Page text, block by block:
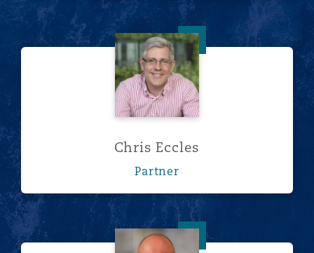
Chris Eccles
Chris Eccles
Partner
Bruce Goodbrand